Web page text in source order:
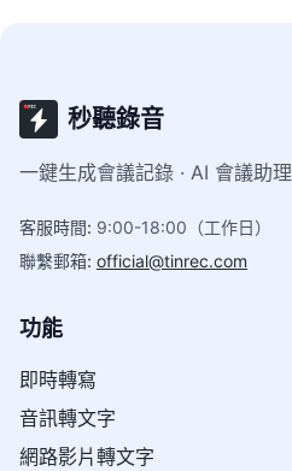
秒聽錄音
一鍵生成會議記錄 · AI 會議助理
客服時間: 9:00-18:00（工作日）
聯繫郵箱: official@tinrec.com
功能
即時轉寫
音訊轉文字
網路影片轉文字